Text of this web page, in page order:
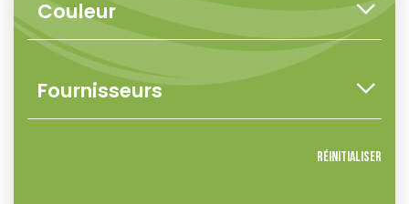
Réinitialiser